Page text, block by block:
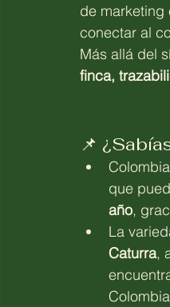
de marketing
conectar al
Más allá del
finca,
📌
que
año,
La
Caturra,